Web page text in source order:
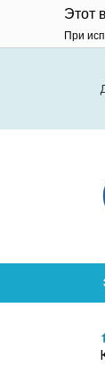
Этот
При